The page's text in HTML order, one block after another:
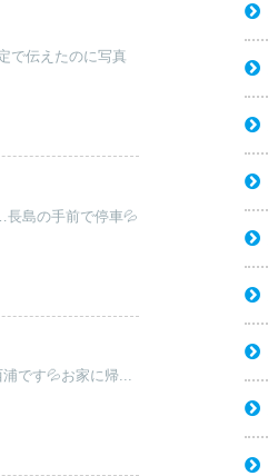
で伝えたのに写真
長島の手前で停車💦
浦です💦お家に帰...